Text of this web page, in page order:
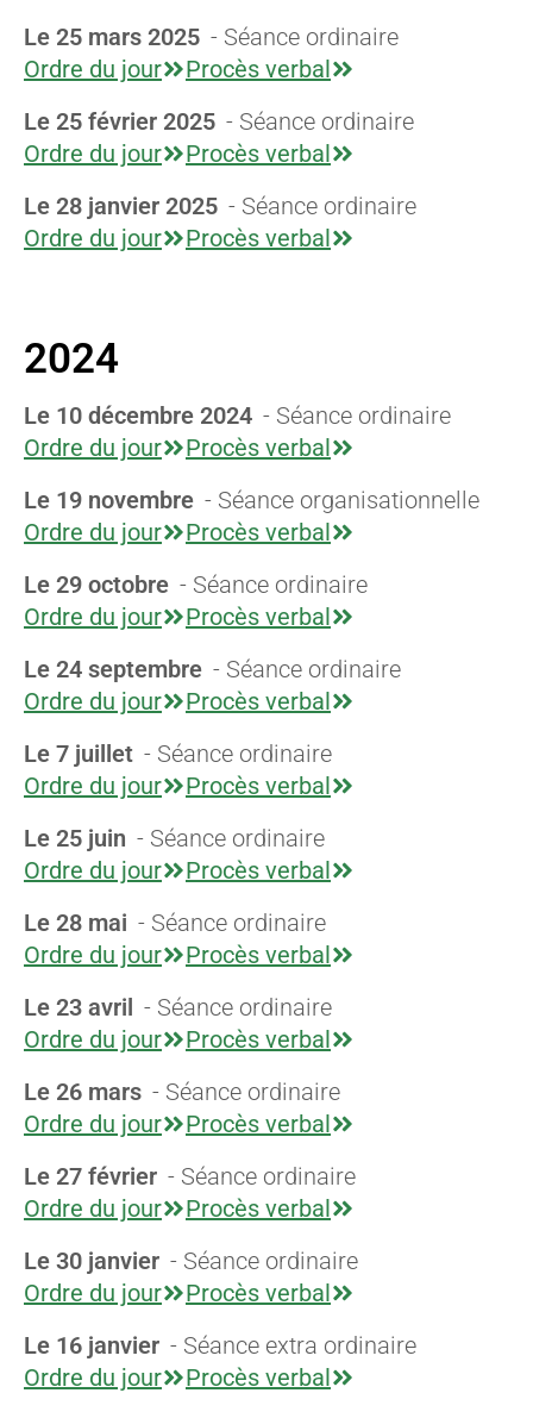
Le 25 mars 2025 - Séance ordinaire
Ordre du jour
Procès verbal
Le 25 février 2025 - Séance ordinaire
Ordre du jour
Procès verbal
Le 28 janvier 2025 - Séance ordinaire
Ordre du jour
Procès verbal
2024
Le 10 décembre 2024 - Séance ordinaire
Ordre du jour
Procès verbal
Le 19 novembre - Séance organisationnelle
Ordre du jour
Procès verbal
Le 29 octobre - Séance ordinaire
Ordre du jour
Procès verbal
Le 24 septembre - Séance ordinaire
Ordre du jour
Procès verbal
Le 7 juillet - Séance ordinaire
Ordre du jour
Procès verbal
Le 25 juin - Séance ordinaire
Ordre du jour
Procès verbal
Le 28 mai - Séance ordinaire
Ordre du jour
Procès verbal
Le 23 avril - Séance ordinaire
Ordre du jour
Procès verbal
Le 26 mars - Séance ordinaire
Ordre du jour
Procès verbal
Le 27 février - Séance ordinaire
Ordre du jour
Procès verbal
Le 30 janvier - Séance ordinaire
Ordre du jour
Procès verbal
Le 16 janvier - Séance extra ordinaire
Ordre du jour
Procès verbal